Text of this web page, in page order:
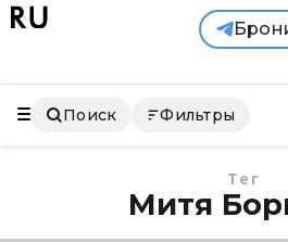
Поиск Фильтры
Тег
Митя